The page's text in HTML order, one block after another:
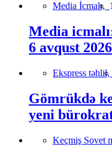
Media İcmalı,
Media
6 avqust
Ekspress təhlil,
Gömrükdə
yeni
Keçmiş Sovet